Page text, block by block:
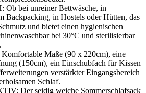
bei unreiner Bettwäsche, in
Backpacking, in Hostels oder Hütten, das
und bietet einen hygienischen
bei 30°C und sterilisierbar
Maße (90 x 220cm), eine
(150cm), ein Einschubfach für Kissen
verstärkter Eingangsbereich
Schlaf.
Der seidig weiche Sommerschlafsack